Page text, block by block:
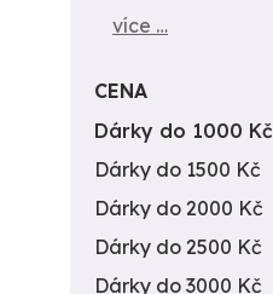
více …
CENA
Dárky do 1000 Kč
Dárky do 1500 Kč
Dárky do 2000 Kč
Dárky do 2500 Kč
Dárky do 3000 Kč